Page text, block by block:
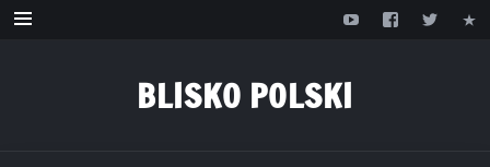
Przejdź
BLISKO POLSKI